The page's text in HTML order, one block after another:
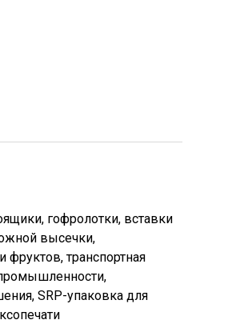
гофролотки, вставки
высечки,
фруктов, транспортная
SRP-упаковка для